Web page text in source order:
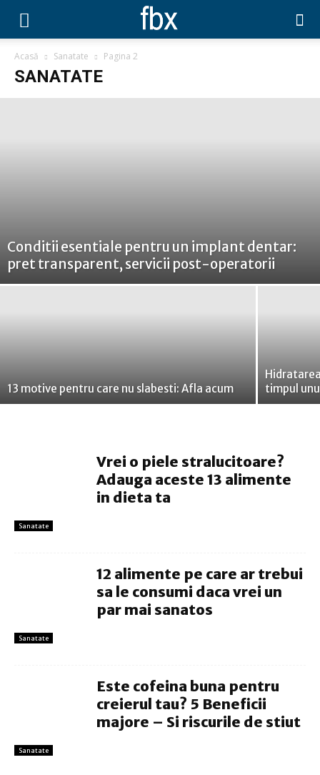
Acasă Sanatate Pagina 2
SANATATE
Conditii esentiale pentru un implant dentar:
pret transparent, servicii post-operatorii
13 motive pentru care nu slabesti: Afla acum
timpul
Sanatate
Vrei o piele stralucitoare?
Adauga aceste 13 alimente
in dieta ta
Sanatate
12 alimente pe care ar trebui
sa le consumi daca vrei un
par mai sanatos
Sanatate
Este cofeina buna pentru
creierul tau? 5 Beneficii
majore – Si riscurile de stiut